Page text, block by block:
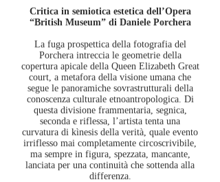
Critica in semiotica estetica dell’Opera
“British Museum” di Daniele Porchera
La fuga prospettica della fotografia del
Porchera intreccia le geometrie della
copertura apicale della Queen Elizabeth Great
court, a metafora della visione umana che
segue le panoramiche sovrastrutturali della
conoscenza culturale etnoantropologica. Di
questa divisione frammentaria, segnica,
seconda e riflessa, l’artista tenta una
curvatura di kìnesis della verità, quale evento
irriflesso mai completamente circoscrivibile,
ma sempre in figura, spezzata, mancante,
lanciata per una continuità che sottenda alla
differenza.